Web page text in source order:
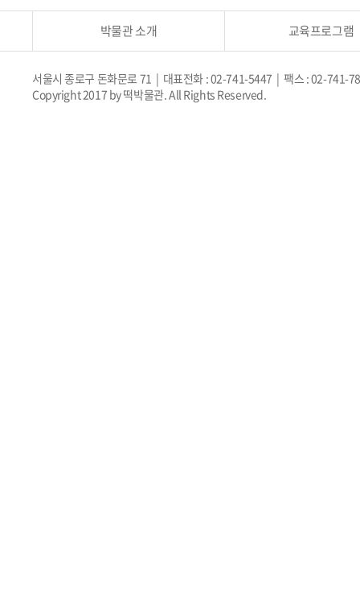
박물관 소개 교육프로그램
서울시 종로구 돈화문로 71 | 대표전화 : 02-741-5447 | 팩스 : 02-741-
Copyright 2017 by 떡박물관. All Rights Reserved.